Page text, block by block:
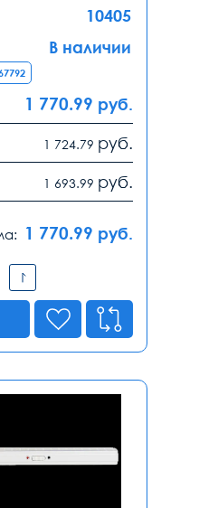
10405
В наличии
1 770.99 руб.
1 724.79 руб.
1 693.99 руб.
1 770.99 руб.